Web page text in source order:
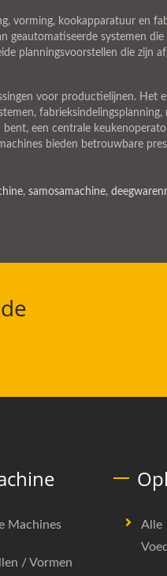
vorming, kookapparatuur en
systemen
planningsvoorstellen die zijn
voor productielijnen. Het
een centrale
bieden betrouwbare
, samosamachine,
Machines
/ Vormen
Alle